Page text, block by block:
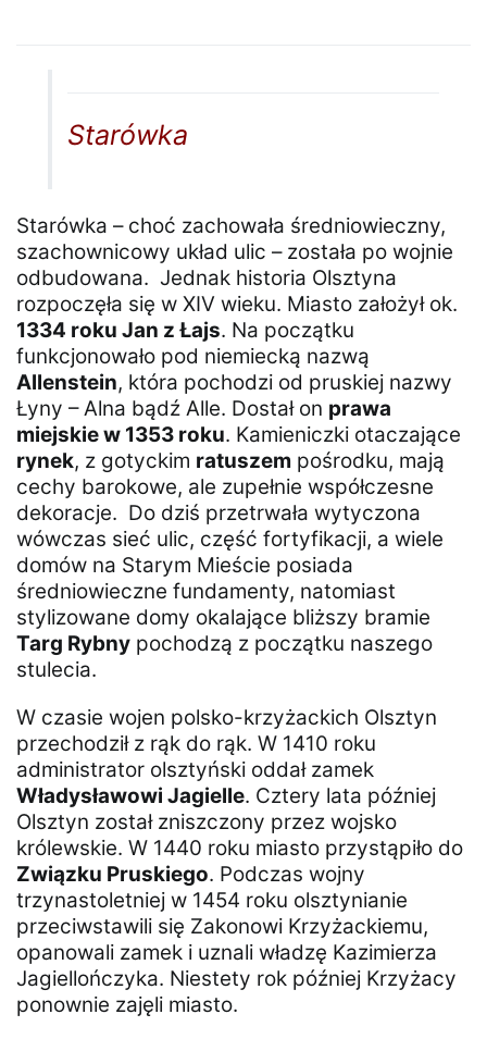
Starówka
Starówka – choć zachowała średniowieczny,
szachownicowy układ ulic – została po wojnie
odbudowana. Jednak historia Olsztyna
rozpoczęła się w XIV wieku. Miasto założył ok.
1334 roku Jan z Łajs. Na początku
funkcjonowało pod niemiecką nazwą
Allenstein, która pochodzi od pruskiej nazwy
Łyny – Alna bądź Alle. Dostał on prawa
miejskie w 1353 roku. Kamieniczki otaczające
rynek, z gotyckim ratuszem pośrodku, mają
cechy barokowe, ale zupełnie współczesne
dekoracje. Do dziś przetrwała wytyczona
wówczas sieć ulic, część fortyfikacji, a wiele
domów na Starym Mieście posiada
średniowieczne fundamenty, natomiast
stylizowane domy okalające bliższy bramie
Targ Rybny pochodzą z początku naszego
stulecia.
W czasie wojen polsko-krzyżackich Olsztyn
przechodził z rąk do rąk. W 1410 roku
administrator olsztyński oddał zamek
Władysławowi Jagielle. Cztery lata później
Olsztyn został zniszczony przez wojsko
królewskie. W 1440 roku miasto przystąpiło do
Związku Pruskiego. Podczas wojny
trzynastoletniej w 1454 roku olsztynianie
przeciwstawili się Zakonowi Krzyżackiemu,
opanowali zamek i uznali władzę Kazimierza
Jagiellończyka. Niestety rok później Krzyżacy
ponownie zajęli miasto.